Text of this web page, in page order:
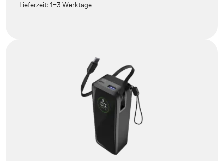
Lieferzeit:1-3 Werktage